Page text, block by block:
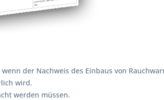
der Nachweis des Einbaus von
wird.
werden müssen.